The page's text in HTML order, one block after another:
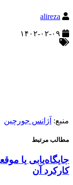
alireza
منبع: آژانس جورچین
مطالب مرتبط
جایگاه‌یابی یا
کارکرد آن